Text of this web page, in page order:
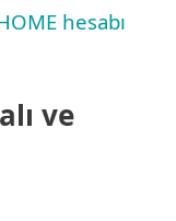
hesabı
ve